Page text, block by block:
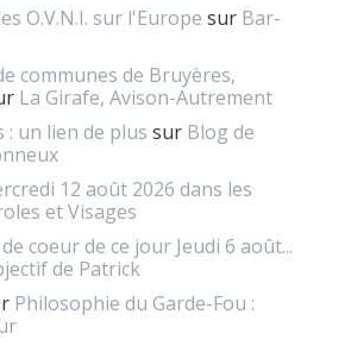
O.V.N.I. sur l'Europe sur Bar-
communes de Bruyères,
La Girafe, Avison-Autrement
: un lien de plus sur Blog de
12 août 2026 dans les
et Visages
coeur de ce jour Jeudi 6 août...
de Patrick
Philosophie du Garde-Fou :